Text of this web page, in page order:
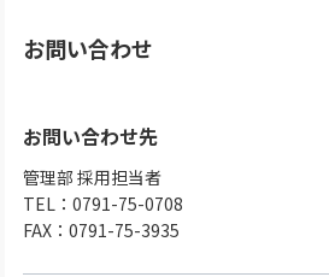
お問い合わせ
お問い合わせ先
管理部 採用担当者
TEL：0791-75-0708
FAX：0791-75-3935